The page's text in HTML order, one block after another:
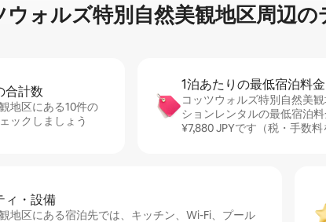
ウォルズ特別自然美観地区周辺
合⁠計⁠数
地区にある10件の
ックしましょう
1泊あたりの最⁠低⁠宿⁠泊⁠料⁠金
コッツウォルズ特別自然美
ションレンタルの最低宿泊
¥7,880 JPYです（税・手数料
ィ・設⁠備
地区にある宿泊先では、キッチン、Wi-Fi、プール